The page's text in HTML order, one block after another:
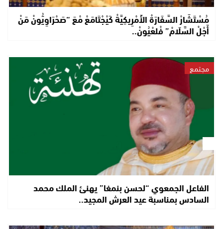
مُسْتَشَارْ السَّفَارَةْ الأَمْرِيكِيَّةْ كَيْجْتَامَعْ مْعَ “صَحْرَاوِيُّونْ مَنْ
أَجْلْ السَّلَامْ” فْلعْيُونْ..
مجتمع
الفاعل الجمعوي “لحسن بنمغا” يهنئ الملك محمد
السادس بمناسبة عيد العرش المجيد..